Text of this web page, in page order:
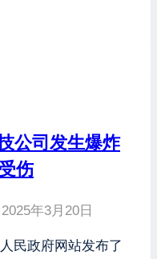
公司发生爆炸
伤
2025年3月20日
民政府网站发布了